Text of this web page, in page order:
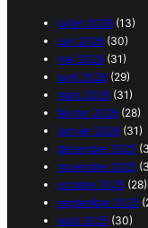
juillet 2026 (13)
juin 2026 (30)
mai 2026 (31)
avril 2026 (29)
mars 2026 (31)
février 2026 (28)
janvier 2026 (31)
décembre 2025
novembre 2025
octobre 2025 (28)
septembre 2025
août 2025 (30)